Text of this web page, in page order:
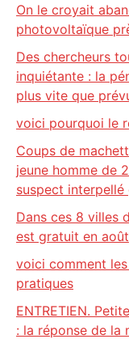
On le croyait
photovoltaïque
Des chercheurs
inquiétante : la
plus vite que
voici pourquoi le
Coups de
jeune homme de
suspect
Dans ces 8 villes
est gratuit en
voici comment
pratiques
ENTRETIEN.
: la réponse de la